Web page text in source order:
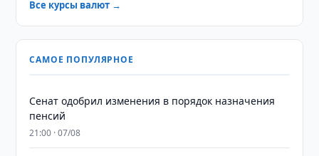
Все курсы валют →
САМОЕ ПОПУЛЯРНОЕ
Сенат одобрил изменения в порядок назначения
пенсий
21:00 · 07/08